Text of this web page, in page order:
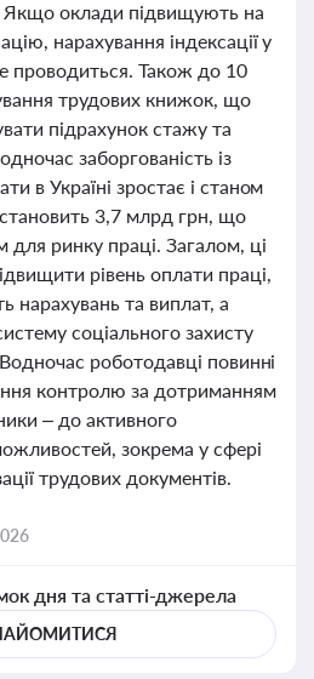
Якщо оклади підвищують на
нарахування індексації у
проводиться. Також до 10
трудових книжок, що
підрахунок стажу та
заборгованість із
в Україні зростає і станом
3,7 млрд грн, що
для ринку праці. Загалом, ці
рівень оплати праці,
нарахувань та виплат, а
соціального захисту
Водночас роботодавці повинні
контролю за дотриманням
– до активного
зокрема у сфері
трудових документів.
дня та статті-джерела